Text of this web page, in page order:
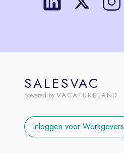
SALESVAC
powered by VACATURELAND
Inloggen voor Werkgevers